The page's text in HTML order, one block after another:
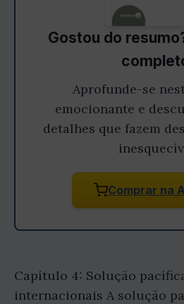
Gostou do
Aprofunde-se
emocionante e
detalhes que fazem
Comprar na
Capítulo 4: Solução
internacionais A solução